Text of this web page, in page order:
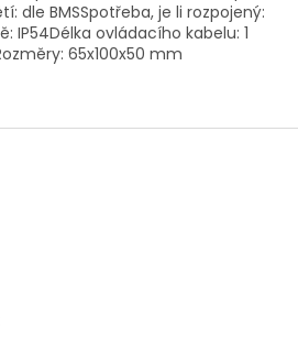
dle BMSSpotřeba, je li rozpojený:
IP54Délka ovládacího kabelu: 1
65x100x50 mm